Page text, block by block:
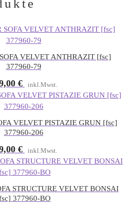
VELVET ANTHRAZIT [fsc]
377960-79
€ inkl.Mwst.
VELVET PISTAZIE GRUN [fsc]
377960-206
€ inkl.Mwst.
STRUCTURE VELVET BONSAI
377960-BO